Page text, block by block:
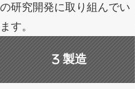
の研究開発に取り組んでい
ます。
製造